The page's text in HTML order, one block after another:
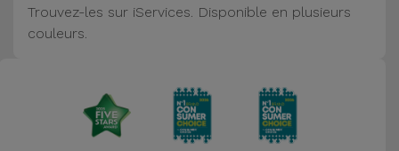
Voir
tout
Trouvez-les sur iServices. Disponible en plusieurs
couleurs.